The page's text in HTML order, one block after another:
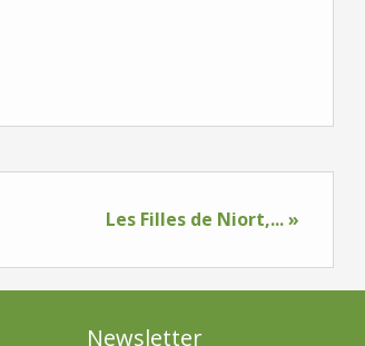
Les Filles de Niort,... »
Newsletter